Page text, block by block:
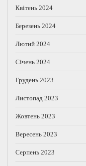
Квітень 2024
Березень 2024
Лютий 2024
Січень 2024
Грудень 2023
Листопад 2023
Жовтень 2023
Вересень 2023
Серпень 2023